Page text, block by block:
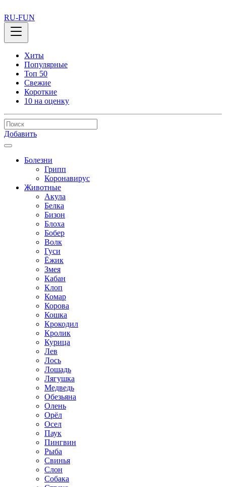
RU-FUN
Хиты
Популярные
Топ 50
Свежие
Короткие
10 на оценку
Добавить
Болезни
Грипп
Коронавирус
Животные
Акула
Белка
Бизон
Блоха
Бобер
Волк
Гуси
Ёжик
Змея
Кабан
Клоп
Комар
Корова
Кошка
Крокодил
Кролик
Курица
Лев
Лось
Лошадь
Лягушка
Медведь
Обезьяна
Олень
Орёл
Осел
Паук
Пингвин
Рыба
Свинья
Слон
Собака